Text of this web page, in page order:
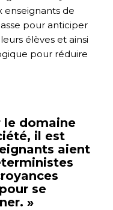
enseignants de
pour anticiper
élèves et ainsi
pour réduire
le domaine
il est
aient
se
»